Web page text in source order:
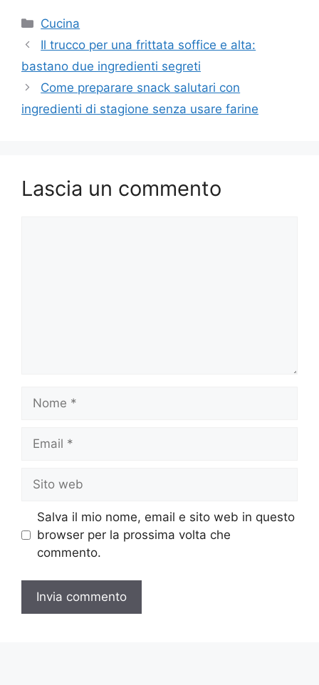
Categorie
Cucina
Il trucco per una frittata soffice e alta:
bastano due ingredienti segreti
Come preparare snack salutari con
ingredienti di stagione senza usare farine
Lascia un commento
Nome
Email
Sito
web
Salva il mio nome, email e sito web in questo
browser per la prossima volta che
commento.